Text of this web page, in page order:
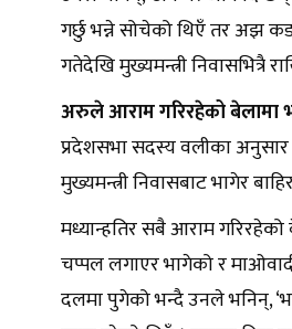
गर्छु भन्ने सोचेको थिएँ तर अझ
गतेदेखि मुख्यमन्त्री निवासभित्रै
अरुले आराम गरिरहेको बेलामा
प्रदेशसभा सदस्य वलीका
मुख्यमन्त्री निवासबाट भागेर
मध्यान्हतिर सबै आराम
चप्पल लगाएर भागेको र
दलमा पुगेको भन्दै उनले भनिन्,